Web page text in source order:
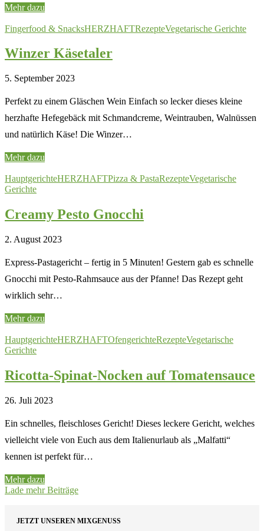
Mehr dazu
Fingerfood & SnacksHERZHAFTRezepteVegetarische Gerichte
Winzer Käsetaler
5. September 2023
Perfekt zu einem Gläschen Wein Einfach so lecker dieses kleine
herzhafte Hefegebäck mit Schmandcreme, Weintrauben, Walnüssen
und natürlich Käse! Die Winzer…
Mehr dazu
HauptgerichteHERZHAFTPizza & PastaRezepteVegetarische
Gerichte
Creamy Pesto Gnocchi
2. August 2023
Express-Pastagericht – fertig in 5 Minuten! Gestern gab es schnelle
Gnocchi mit Pesto-Rahmsauce aus der Pfanne! Das Rezept geht
wirklich sehr…
Mehr dazu
HauptgerichteHERZHAFTOfengerichteRezepteVegetarische
Gerichte
Ricotta-Spinat-Nocken auf Tomatensauce
26. Juli 2023
Ein schnelles, fleischloses Gericht! Dieses leckere Gericht, welches
vielleicht viele von Euch aus dem Italienurlaub als „Malfatti“
kennen ist perfekt für…
Mehr dazu
Lade mehr Beiträge
JETZT UNSEREN MIXGENUSS